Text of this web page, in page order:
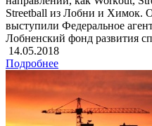
Streetball из Лобни и Химок.
выступили Федеральное
Лобненский фонд развития
14.05.2018
Подробнее